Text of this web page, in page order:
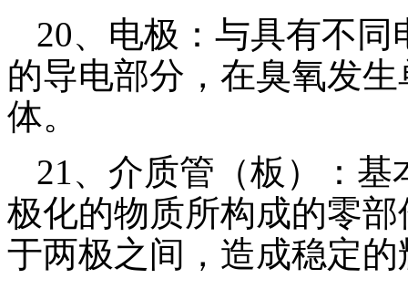
20、电极：与具有不
的导电部分，在臭氧发
体。
21、介质管（板）：
极化的物质所构成的零
于两极之间，造成稳定